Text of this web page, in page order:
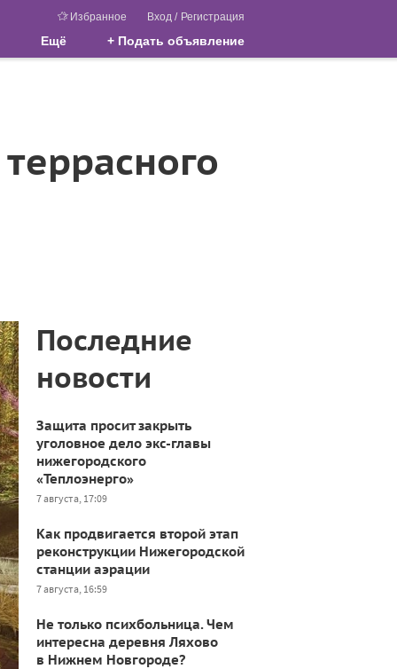
Избранное Вход / Регистрация
Ещё + Подать объявление
Последние
новости
Защита просит закрыть
уголовное дело экс-главы
нижегородского
«Теплоэнерго»
7 августа, 17:09
Как продвигается второй этап
реконструкции Нижегородской
станции аэрации
7 августа, 16:59
Не только психбольница. Чем
интересна деревня Ляхово
в Нижнем Новгороде?